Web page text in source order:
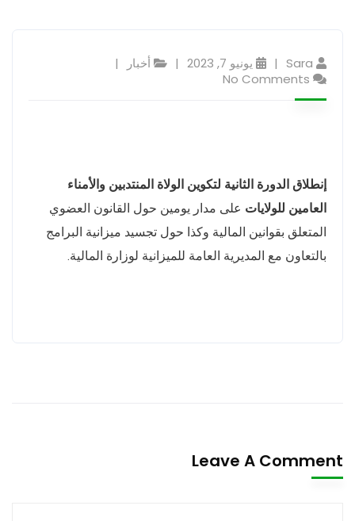
Sara يونيو 7, 2023
أخبار
No Comments
إنطلاق الدورة الثانية لتكوين الولاة المنتدبين والأمناء
العامين للولايات على مدار يومين حول القانون العضوي
المتعلق بقوانين المالية وكذا حول تجسيد ميزانية البرامج
بالتعاون مع المديرية العامة للميزانية لوزارة المالية.
Leave A Comment